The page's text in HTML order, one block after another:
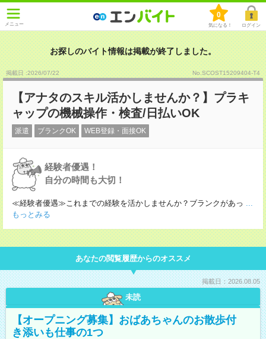
メニュー
0
気になる！ ログイン
お探しのバイト情報は掲載が終了しました。
掲載日 :2026/07/22 No.SCOST15209404-T4
【アナタのスキル活かしませんか？】プラキ
ャップの機械操作・検査/日払いOK
派遣 ブランクOK WEB登録・面接OK
経験者優遇！
自分の時間も大切！
≪経験者優遇≫これまでの経験を活かしませんか？ブランクがあっ ...
もっとみる
あなたの閲覧履歴からのオススメ
掲載日：2026.08.05
未読
【オープニング募集】おばあちゃんのお散歩付
き添いも仕事の1つ